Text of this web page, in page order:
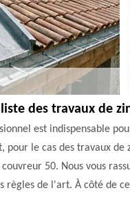
des travaux de
est indispensable
pour le cas des travaux
50. Nous vous
règles de l'art. À côté de